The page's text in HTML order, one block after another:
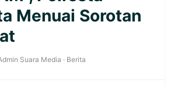
Menuai Sorotan
Suara Media · Berita